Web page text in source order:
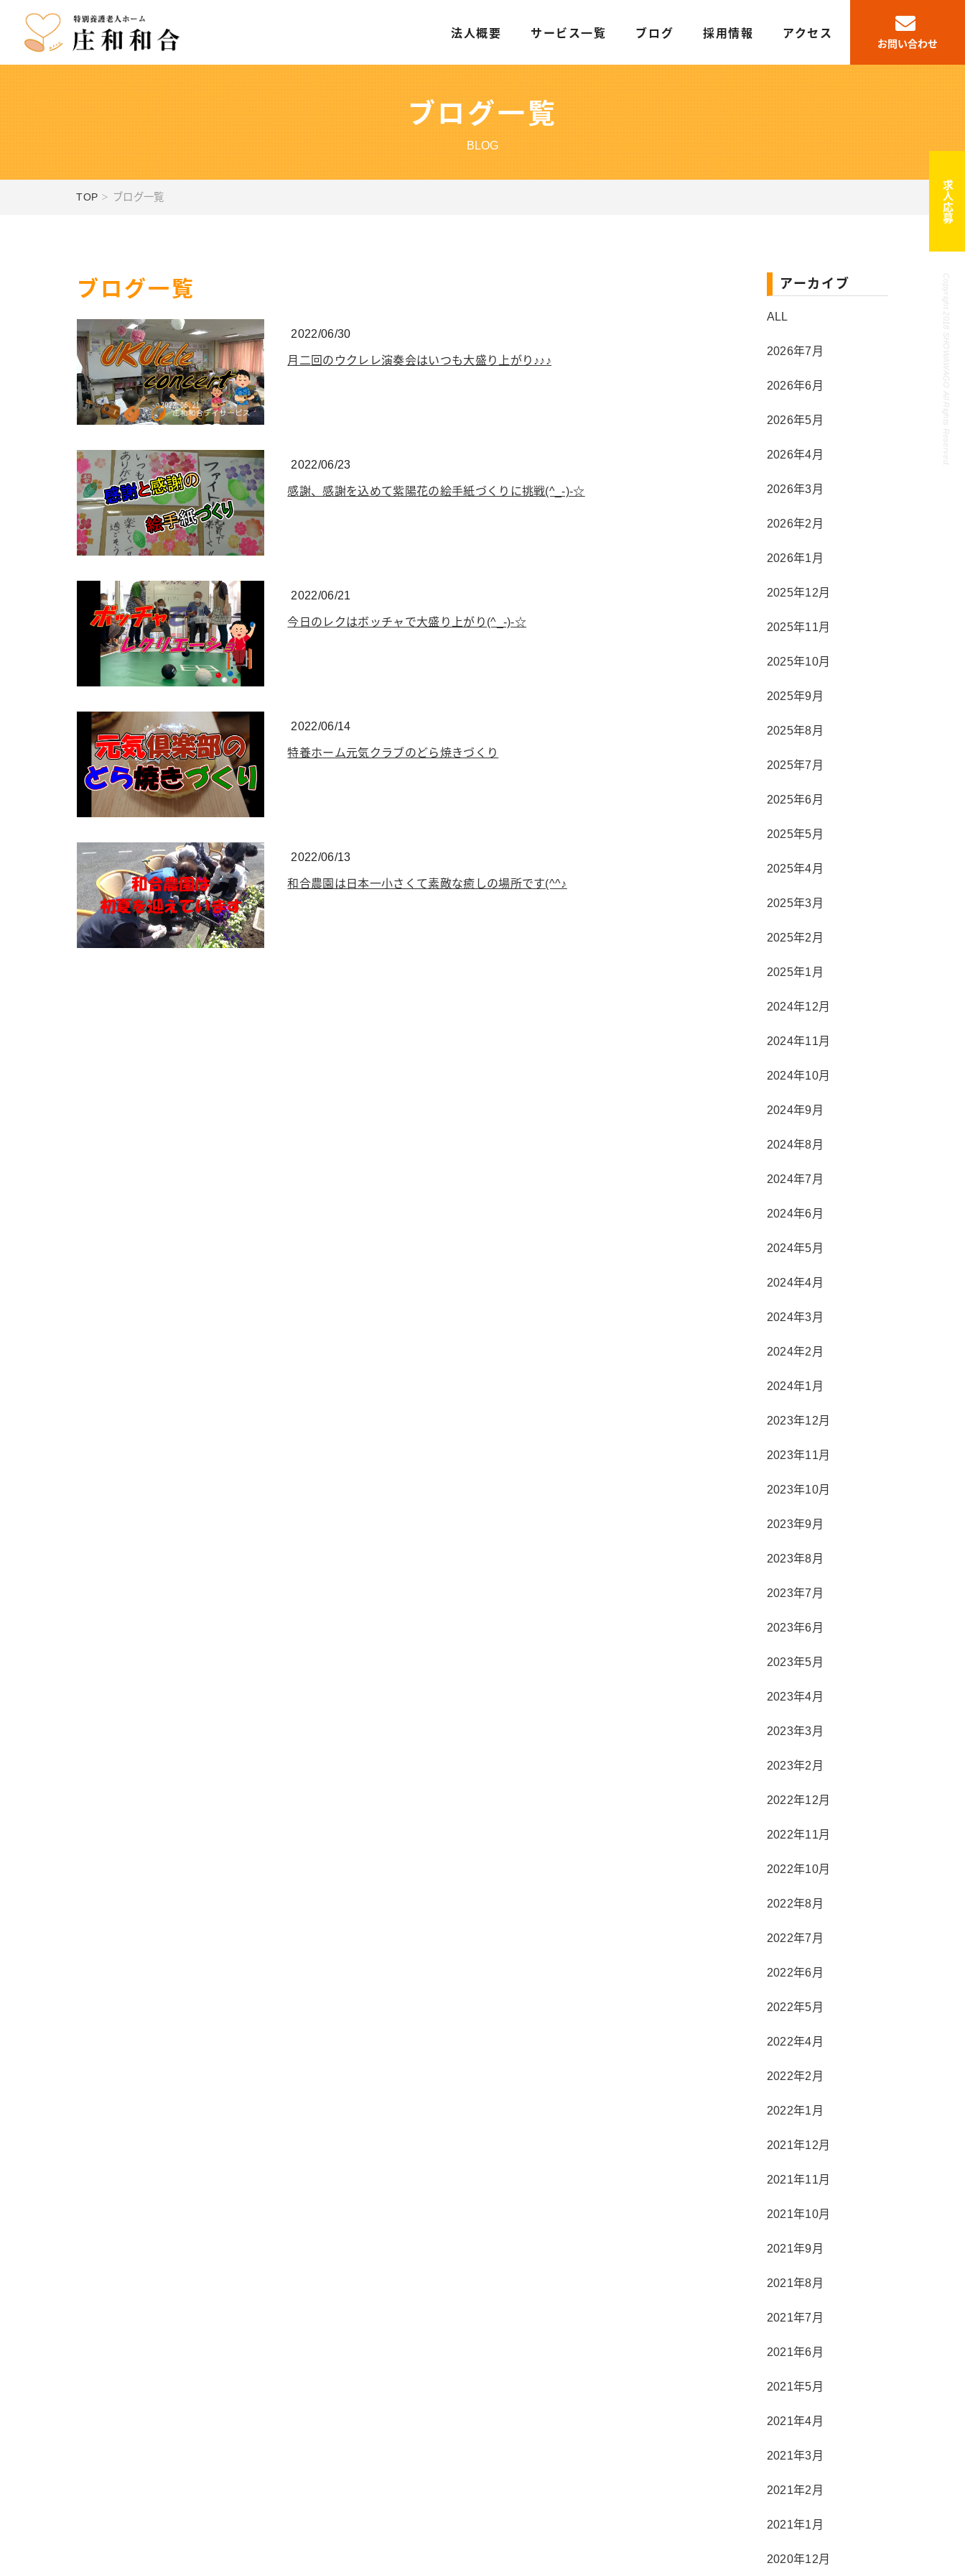
法人概要 サービス一覧 ブログ 採用情報 アクセス
お問い合わせ
求人応募
Copyright 2018 SHOWAWAGO All Rights Reserved.
ブログ一覧
BLOG
TOP ブログ一覧
ブログ一覧
2022/06/30
月二回のウクレレ演奏会はいつも大盛り上がり♪♪♪
2022/06/23
感謝、感謝を込めて紫陽花の絵手紙づくりに挑戦(^_-)-☆
2022/06/21
今日のレクはボッチャで大盛り上がり(^_-)-☆
2022/06/14
特養ホーム元気クラブのどら焼きづくり
2022/06/13
和合農園は日本一小さくて素敵な癒しの場所です(^^♪
アーカイブ
ALL
2026年7月
2026年6月
2026年5月
2026年4月
2026年3月
2026年2月
2026年1月
2025年12月
2025年11月
2025年10月
2025年9月
2025年8月
2025年7月
2025年6月
2025年5月
2025年4月
2025年3月
2025年2月
2025年1月
2024年12月
2024年11月
2024年10月
2024年9月
2024年8月
2024年7月
2024年6月
2024年5月
2024年4月
2024年3月
2024年2月
2024年1月
2023年12月
2023年11月
2023年10月
2023年9月
2023年8月
2023年7月
2023年6月
2023年5月
2023年4月
2023年3月
2023年2月
2022年12月
2022年11月
2022年10月
2022年8月
2022年7月
2022年6月
2022年5月
2022年4月
2022年2月
2022年1月
2021年12月
2021年11月
2021年10月
2021年9月
2021年8月
2021年7月
2021年6月
2021年5月
2021年4月
2021年3月
2021年2月
2021年1月
2020年12月